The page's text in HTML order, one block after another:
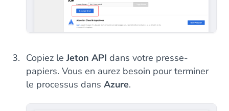
Copiez le Jeton API dans votre presse-
papiers. Vous en aurez besoin pour terminer
le processus dans Azure.